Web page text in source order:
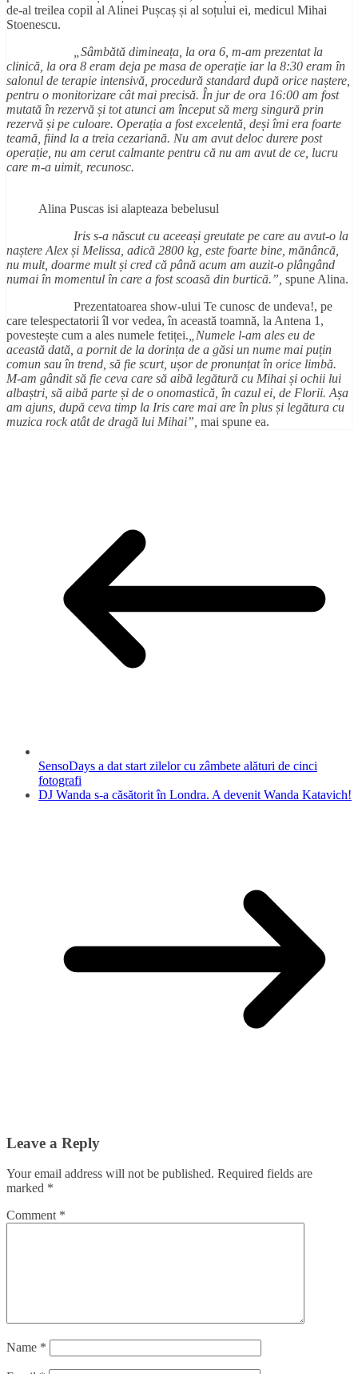
de-al treilea copil al Alinei Pușcaș și al soțului ei, medicul Mihai
Stoenescu.
„Sâmbătă dimineața, la ora 6, m-am prezentat la
clinică, la ora 8 eram deja pe masa de operație iar la 8:30 eram în
salonul de terapie intensivă, procedură standard după orice naștere,
pentru o monitorizare cât mai precisă. În jur de ora 16:00 am fost
mutată în rezervă și tot atunci am început să merg singură prin
rezervă și pe culoare. Operația a fost excelentă, deși îmi era foarte
teamă, fiind la a treia cezariană. Nu am avut deloc durere post
operație, nu am cerut calmante pentru că nu am avut de ce, lucru
care m-a uimit, recunosc.
Alina Puscas isi alapteaza bebelusul
Iris s-a născut cu aceeași greutate pe care au avut-o la
naștere Alex și Melissa, adică 2800 kg, este foarte bine, mănâncă,
nu mult, doarme multși cred că până acum am auzit-o plângând
numai în momentul în care a fost scoasă din burtică.”, spune Alina.
Prezentatoarea show-ului Te cunosc de undeva!, pe
care telespectatorii îl vor vedea, în această toamnă, la Antena 1,
povestește cum a ales numele fetiței. „Numele l-am ales eu de
această dată, a pornit de la dorința de a găsi un nume mai puțin
comun sau în trend, să fie scurt, ușor de pronunțatîn orice limbă.
M-am gândit să fie ceva care să aibă legătură cu Mihai și ochii lui
albaștri, să aibă parte și de o onomastică, în cazul ei, de Florii. Așa
am ajuns, după ceva timp la Iris care mai are în plus și legătura cu
muzica rock atât de dragă lui Mihai”, mai spune ea.
SensoDays a dat start zilelor cu zâmbete alături de cinci
fotografi
DJ Wanda s-a căsătorit în Londra. A devenit Wanda Katavich!
Leave a Reply
Your email address will not be published. Required fields are
marked *
Comment *
Name *